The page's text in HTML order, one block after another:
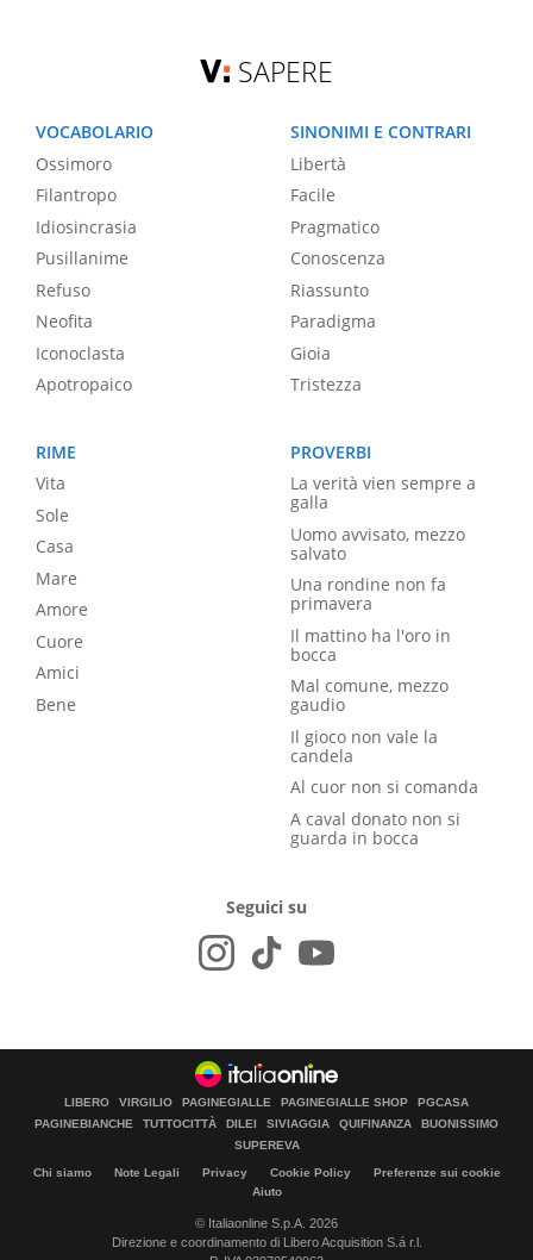
SAPERE
VOCABOLARIO
Ossimoro
Filantropo
Idiosincrasia
Pusillanime
Refuso
Neofita
Iconoclasta
Apotropaico
SINONIMI E CONTRARI
Libertà
Facile
Pragmatico
Conoscenza
Riassunto
Paradigma
Gioia
Tristezza
RIME
Vita
Sole
Casa
Mare
Amore
Cuore
Amici
Bene
PROVERBI
La verità vien sempre a
galla
Uomo avvisato, mezzo
salvato
Una rondine non fa
primavera
Il mattino ha l'oro in
bocca
Mal comune, mezzo
gaudio
Il gioco non vale la
candela
Al cuor non si comanda
A caval donato non si
guarda in bocca
Seguici su
LIBERO VIRGILIO PAGINEGIALLE PAGINEGIALLE SHOP
PGCASA
PAGINEBIANCHE
TUTTOCITTÀ DILEI SIVIAGGIA QUIFINANZA
BUONISSIMO
SUPEREVA
Chi siamo Note Legali Privacy Cookie Policy
Preferenze sui cookie
Aiuto
© Italiaonline S.p.A. 2026
Direzione e coordinamento di Libero Acquisition S.á r.l.